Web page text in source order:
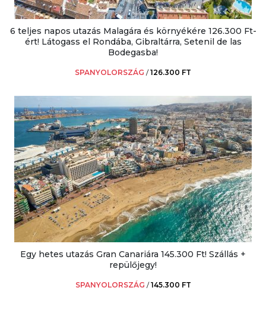
6 teljes napos utazás Malagára és környékére 126.300 Ft-
ért! Látogass el Rondába, Gibraltárra, Setenil de las
Bodegasba!
SPANYOLORSZÁG /126.300 FT
Egy hetes utazás Gran Canariára 145.300 Ft! Szállás +
repülőjegy!
SPANYOLORSZÁG /145.300 FT